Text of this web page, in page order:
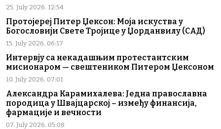
25. July 2026. 12:54
Протојереј Питер Џексон: Моја искуства у
Богословији Свете Тројице у Џорданвилу (САД)
15. July 2026. 06:17
Интервју са некадашњим протестантским
мисионаром — свештеником Питером Џексоном
10. July 2026. 07:01
Александра Карамихалева: Једна православна
породица у Швајцарској – између финансија,
фармације и вечности
07. July 2026. 05:08